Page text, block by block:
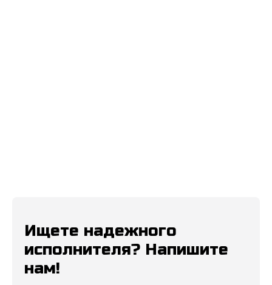
Ищете надежного
исполнителя? Напишите
нам!